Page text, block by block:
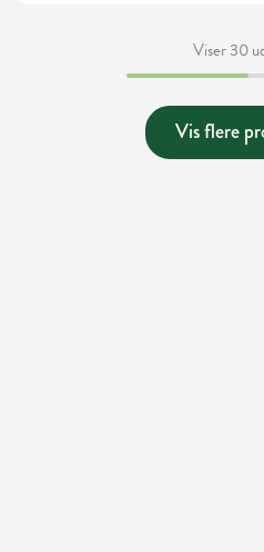
Viser 30
Vis flere